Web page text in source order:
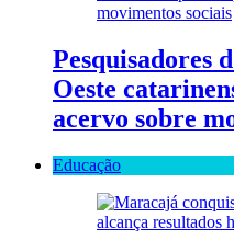
Pesquisadores
Oeste
acervo sobre
Educação